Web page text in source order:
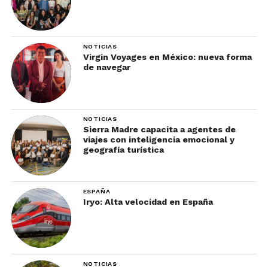
NOTICIAS
Virgin Voyages en México: nueva forma
de navegar
NOTICIAS
Sierra Madre capacita a agentes de
viajes con inteligencia emocional y
geografía turística
ESPAÑA
Iryo: Alta velocidad en España
NOTICIAS